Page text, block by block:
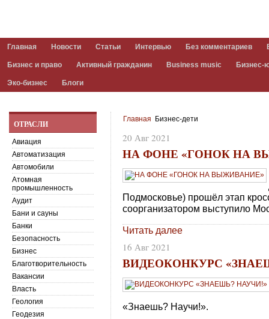
Главная Новости Статьи Интервью Без комментариев
Бизнес и право Активный гражданин Business music Бизнес-
Эко-бизнес Блоги
Главная Бизнес-дети
20 Авг 2021
НА ФОНЕ «ГОНОК НА
Подмосковье) прошёл этап
соорганизатором выступило
Читать далее
16 Авг 2021
ВИДЕОКОНКУРС
«Знаешь? Научи!».
ОТРАСЛИ
Авиация
Автоматизация
Автомобили
Атомная
промышленность
Аудит
Бани и сауны
Банки
Безопасность
Бизнес
Благотворительность
Вакансии
Власть
Геология
Геодезия